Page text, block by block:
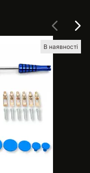
В наявності